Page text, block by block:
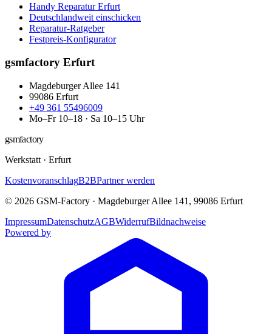
Handy Reparatur Erfurt
Deutschlandweit einschicken
Reparatur-Ratgeber
Festpreis-Konfigurator
gsmfactory Erfurt
Magdeburger Allee 141
99086 Erfurt
+49 361 55496009
Mo–Fr 10–18 · Sa 10–15 Uhr
gsmfactory
Werkstatt · Erfurt
KostenvoranschlagB2BPartner werden
© 2026 GSM-Factory · Magdeburger Allee 141 , 99086 Erfurt
ImpressumDatenschutzAGBWiderrufBildnachweise
Powered by